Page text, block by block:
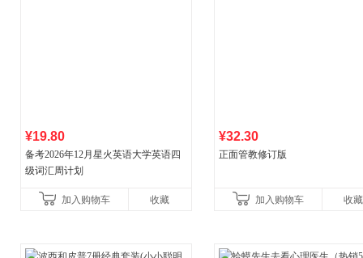
¥19.80
备考2026年12月星火英语大学英语四
级词汇周计划
加入购物车 收藏
¥32.30
正面管教修订版
加入购物车 收藏